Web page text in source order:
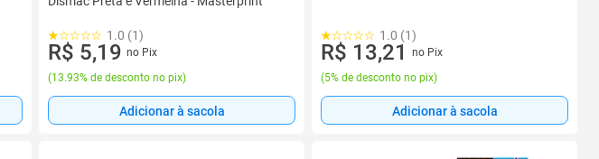
1.0 (1)
R$ 5,19 no Pix
(13.93% de desconto no pix)
Adicionar à sacola
1.0 (1)
R$ 13,21
no Pix
(5% de desconto no pix)
Adicionar à sacola